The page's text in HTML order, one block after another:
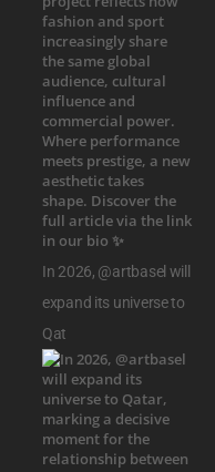
In 2026, @artbasel will
expand its universe to
Qat